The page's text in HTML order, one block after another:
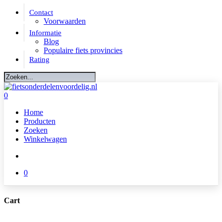
Skip
Contact
Voorwaarden
Informatie
Blog
Populaire fiets provincies
Rating
Close
Search
account
0
Home
Producten
Zoeken
Winkelwagen
0
Cart